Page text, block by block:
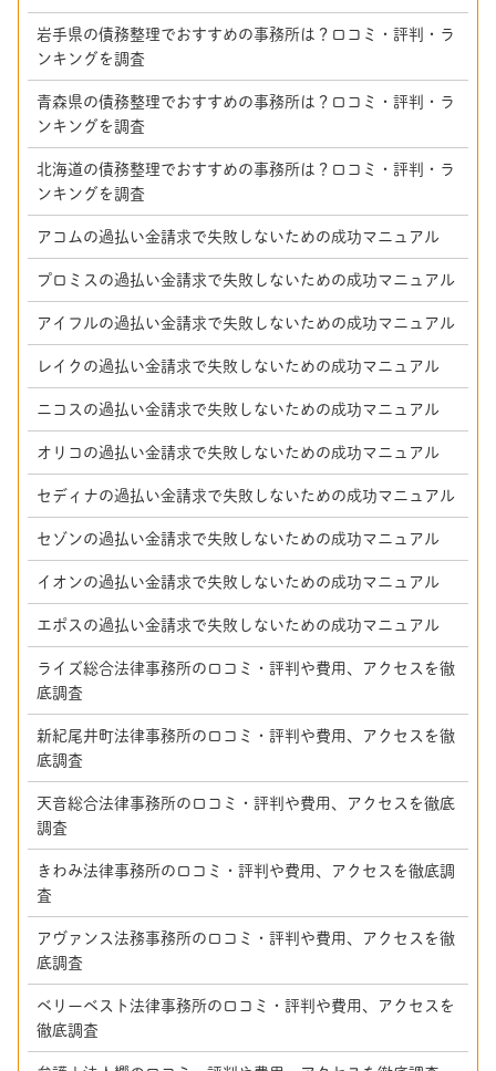
岩手県の債務整理でおすすめの事務所は？口コミ・評判・ラ
ンキングを調査
青森県の債務整理でおすすめの事務所は？口コミ・評判・ラ
ンキングを調査
北海道の債務整理でおすすめの事務所は？口コミ・評判・ラ
ンキングを調査
アコムの過払い金請求で失敗しないための成功マニュアル
プロミスの過払い金請求で失敗しないための成功マニュアル
アイフルの過払い金請求で失敗しないための成功マニュアル
レイクの過払い金請求で失敗しないための成功マニュアル
ニコスの過払い金請求で失敗しないための成功マニュアル
オリコの過払い金請求で失敗しないための成功マニュアル
セディナの過払い金請求で失敗しないための成功マニュアル
セゾンの過払い金請求で失敗しないための成功マニュアル
イオンの過払い金請求で失敗しないための成功マニュアル
エポスの過払い金請求で失敗しないための成功マニュアル
ライズ総合法律事務所の口コミ・評判や費用、アクセスを徹
底調査
新紀尾井町法律事務所の口コミ・評判や費用、アクセスを徹
底調査
天音総合法律事務所の口コミ・評判や費用、アクセスを徹底
調査
きわみ法律事務所の口コミ・評判や費用、アクセスを徹底調
査
アヴァンス法務事務所の口コミ・評判や費用、アクセスを徹
底調査
ベリーベスト法律事務所の口コミ・評判や費用、アクセスを
徹底調査